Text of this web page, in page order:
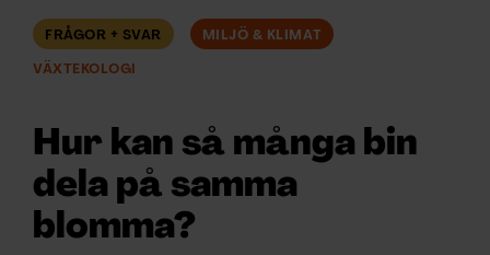
ÄMNEN
ARKIV & E-TIDNING
FRÅGOR + SVAR MILJÖ & KLIMAT
VÄXTEKOLOGI
Hur kan så många bin
dela på samma
blomma?